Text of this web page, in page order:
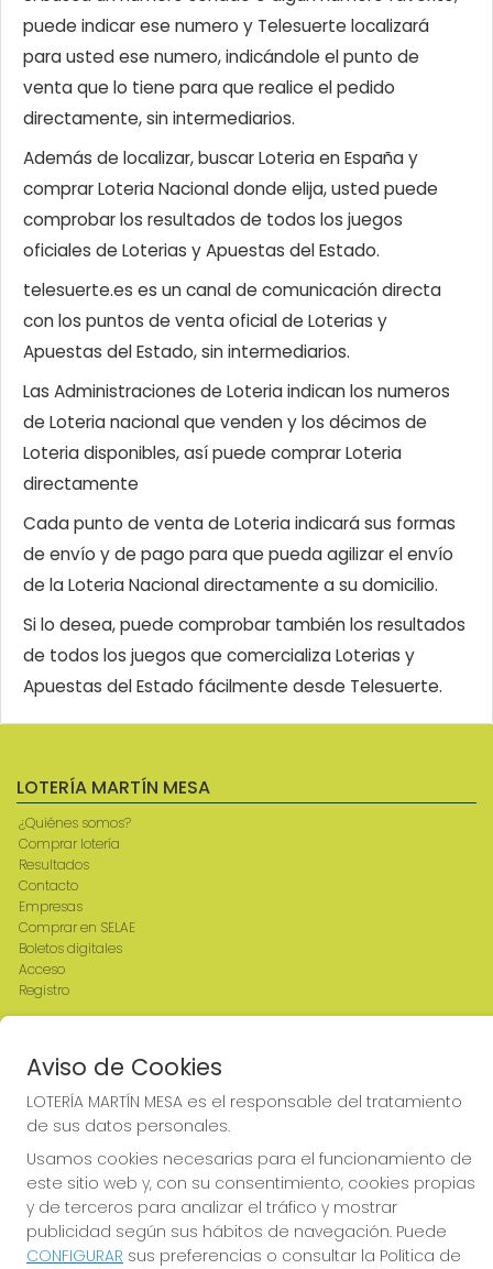
puede indicar ese numero y Telesuerte localizará
para usted ese numero, indicándole el punto de
venta que lo tiene para que realice el pedido
directamente, sin intermediarios.
Además de localizar, buscar Loteria en España y
comprar Loteria Nacional donde elija, usted puede
comprobar los resultados de todos los juegos
oficiales de Loterias y Apuestas del Estado.
telesuerte.es es un canal de comunicación directa
con los puntos de venta oficial de Loterias y
Apuestas del Estado, sin intermediarios.
Las Administraciones de Loteria indican los numeros
de Loteria nacional que venden y los décimos de
Loteria disponibles, así puede comprar Loteria
directamente
Cada punto de venta de Loteria indicará sus formas
de envío y de pago para que pueda agilizar el envío
de la Loteria Nacional directamente a su domicilio.
Si lo desea, puede comprobar también los resultados
de todos los juegos que comercializa Loterias y
Apuestas del Estado fácilmente desde Telesuerte.
LOTERÍA MARTÍN MESA
¿Quiénes somos?
Comprar lotería
Resultados
Contacto
Empresas
Comprar en SELAE
Boletos digitales
Acceso
Registro
CONTACTO
ADMINISTRACION DE LOTERIAS: 2-CIUDAD RODRIGO -
RECEPTOR OFICIAL: 64380
923482019
web@admon2martinmesa.es
Aviso de Cookies
LOTERÍA MARTÍN MESA es el responsable del tratamiento
de sus datos personales.
Usamos cookies necesarias para el funcionamiento de
este sitio web y, con su consentimiento, cookies propias
y de terceros para analizar el tráfico y mostrar
publicidad según sus hábitos de navegación. Puede
CONFIGURAR sus preferencias o consultar la Política de